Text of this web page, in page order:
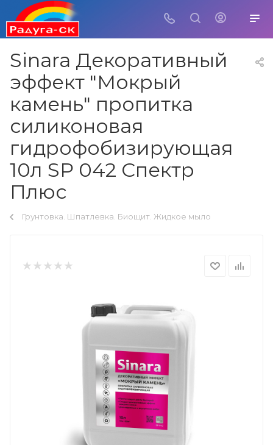
Sinara Декоративный
эффект "Мокрый
камень" пропитка
силиконовая
гидрофобизирующая
10л SP 042 Спектр
Плюс
Грунтовка. Шпатлевка. Биощит. Жидкое мыло